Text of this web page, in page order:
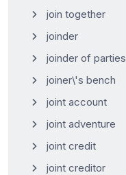
join together
joinder
joinder of parties
joiner\'s bench
joint account
joint adventure
joint credit
joint creditor